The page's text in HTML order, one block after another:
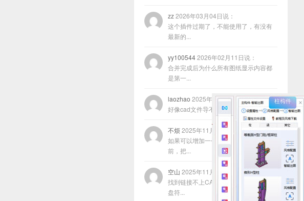
zz2026年03月04日说：
这个插件过期了，不能使用了，有没有
最新的...
yy1005442026年02月11日说：
合并完成后为什么所有图纸显示内容都
是第一...
laozhao 2025年11月22日说：
好像cad文件导不进去咋回事？
不烦2025年11月17日说：
如果可以增加一个功能，就是在合并以
前，把...
空山 2025年11月13日说：
找到链接不上CAD的原因了，程序放在
盘符...